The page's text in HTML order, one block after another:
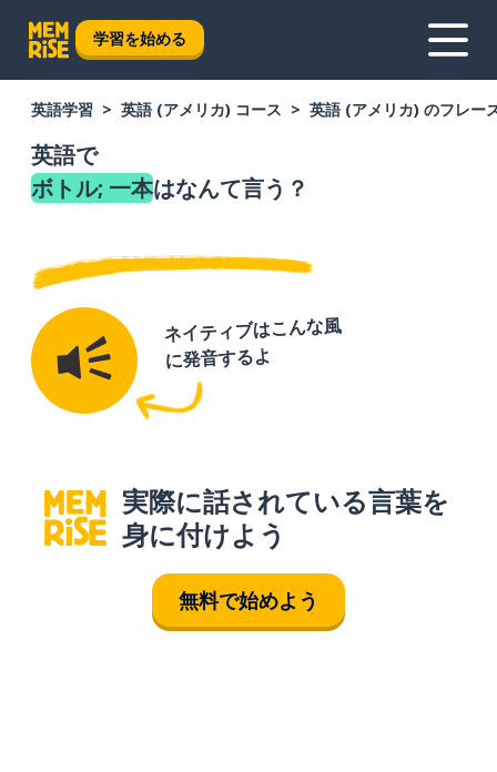
学習を始める
英語学習 英語 (アメリカ) コース 英語 (アメリカ) のフレー
英語で
ボトル; 一本はなんて言う？
ネイティブはこんな風
に発音するよ
実際に話されている言葉を
身に付けよう
無料で始めよう